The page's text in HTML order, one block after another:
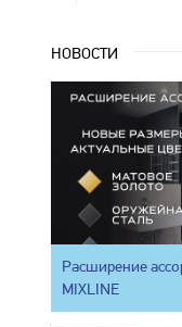
НОВОСТИ
Расширение
MIXLINE